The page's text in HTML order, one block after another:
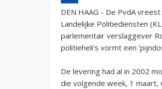
DEN HAAG - De PvdA
Landelijke Politiediensten
parlementair verslaggever
politieheli’s vormt een
De levering had al in 2002
die volgende week, 1